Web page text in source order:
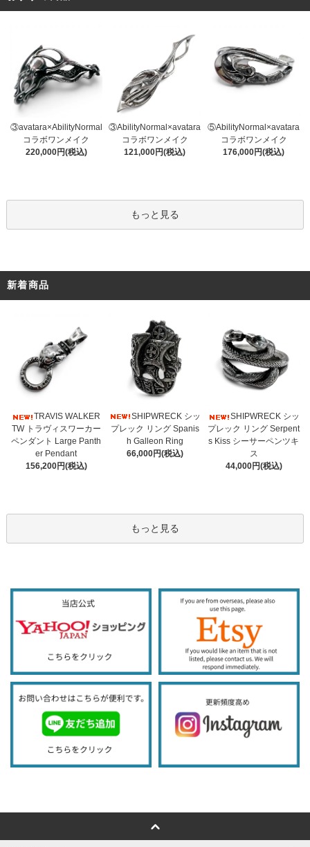
③avatara×AbilityNormal
コラボワンメイク
220,000円(税込)
③AbilityNormal×avatara
コラボワンメイク
121,000円(税込)
⑤AbilityNormal×avatara
コラボワンメイク
176,000円(税込)
もっと見る
新着商品
TRAVIS WALKER
TW トラヴィスワーカー
ペンダント Large Panth
er Pendant
156,200円(税込)
SHIPWRECK シッ
プレック リング Spanis
h Galleon Ring
66,000円(税込)
SHIPWRECK シッ
プレック リング Serpent
s Kiss シーサーペンツキ
ス
44,000円(税込)
もっと見る